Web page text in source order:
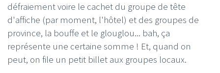
défraiement voire le cachet du groupe de tête
d'affiche (par moment, l'hôtel) et des groupes de
province, la bouffe et le glouglou... bah, ça
représente une certaine somme ! Et, quand on
peut, on file un petit billet aux groupes locaux.